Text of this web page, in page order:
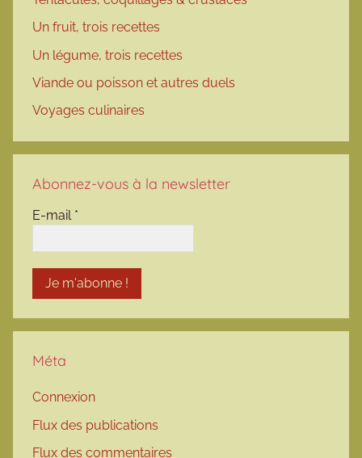
Un fruit, trois recettes
Un légume, trois recettes
Viande ou poisson et autres duels
Voyages culinaires
Abonnez-vous à la newsletter
E-mail *
Méta
Connexion
Flux des publications
Flux des commentaires